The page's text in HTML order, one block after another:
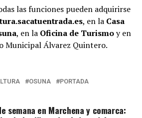
las funciones pueden adquirirse
, en la Casa
, en la Oficina de Turismoy en
Municipal Álvarez Quintero.
OSUNA PORTADA
semana en Marchena y comarca: